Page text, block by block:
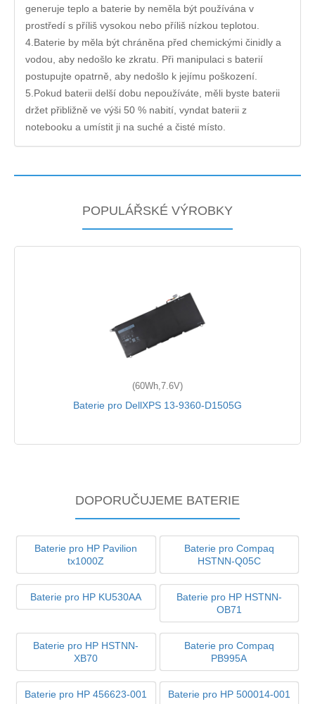
generuje teplo a baterie by neměla být používána v
prostředí s příliš vysokou nebo příliš nízkou teplotou.
4.Baterie by měla být chráněna před chemickými činidly a
vodou, aby nedošlo ke zkratu. Při manipulaci s baterií
postupujte opatrně, aby nedošlo k jejímu poškození.
5.Pokud baterii delší dobu nepoužíváte, měli byste baterii
držet přibližně ve výši 50 % nabití, vyndat baterii z
notebooku a umístit ji na suché a čisté místo.
POPULÁŘSKÉ VÝROBKY
(60Wh,7.6V)
Baterie pro DellXPS 13-9360-D1505G
DOPORUČUJEME BATERIE
Baterie pro HP Pavilion
tx1000Z
Baterie pro Compaq
HSTNN-Q05C
Baterie pro HP KU530AA
Baterie pro HP HSTNN-
OB71
Baterie pro HP HSTNN-
XB70
Baterie pro Compaq
PB995A
Baterie pro HP 456623-001 Baterie pro HP 500014-001